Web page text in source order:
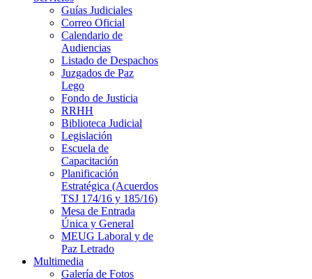
Guías Judiciales
Correo Oficial
Calendario de
Audiencias
Listado de Despachos
Juzgados de Paz
Lego
Fondo de Justicia
RRHH
Biblioteca Judicial
Legislación
Escuela de
Capacitación
Planificación
Estratégica (Acuerdos
TSJ 174/16 y 185/16)
Mesa de Entrada
Única y General
MEUG Laboral y de
Paz Letrado
Multimedia
Galería de Fotos